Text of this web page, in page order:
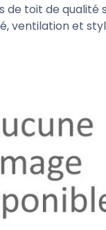
de toit de
ventilation et